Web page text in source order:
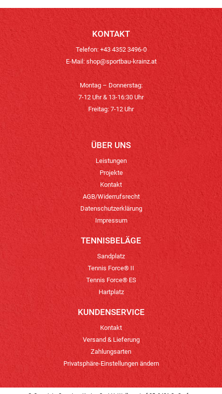
KONTAKT
Telefon: +43 4352 3496-0
E-Mail:shop@sportbau-krainz.at
Montag – Donnerstag:
7-12 Uhr & 13-16:30 Uhr
Freitag: 7-12 Uhr
ÜBER UNS
Leistungen
Projekte
Kontakt
AGB/Widerrufsrecht
Datenschutzerklärung
Impressum
TENNISBELÄGE
Sandplatz
Tennis Force® II
Tennis Force® ES
Hartplatz
KUNDENSERVICE
Kontakt
Versand & Lieferung
Zahlungsarten
Privatsphäre-Einstellungen ändern